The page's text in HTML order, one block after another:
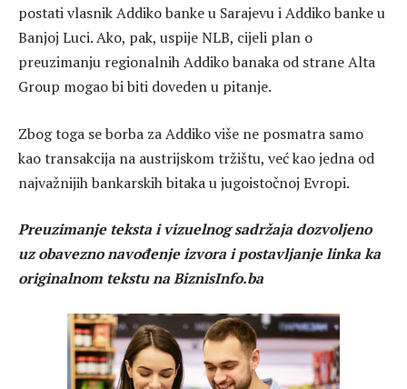
postati vlasnik Addiko banke u Sarajevu i Addiko banke u
Banjoj Luci. Ako, pak, uspije NLB, cijeli plan o
preuzimanju regionalnih Addiko banaka od strane Alta
Group mogao bi biti doveden u pitanje.
Zbog toga se borba za Addiko više ne posmatra samo
kao transakcija na austrijskom tržištu, već kao jedna od
najvažnijih bankarskih bitaka u jugoistočnoj Evropi.
Preuzimanje teksta i vizuelnog sadržaja dozvoljeno
uz obavezno navođenje izvora i postavljanje linka ka
originalnom tekstu na BiznisInfo.ba